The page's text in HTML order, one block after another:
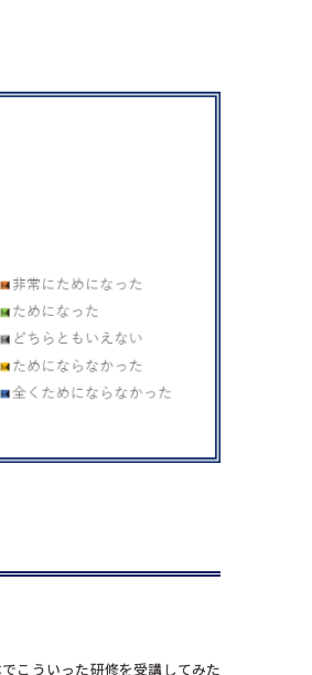
こういった研修を受講してみた